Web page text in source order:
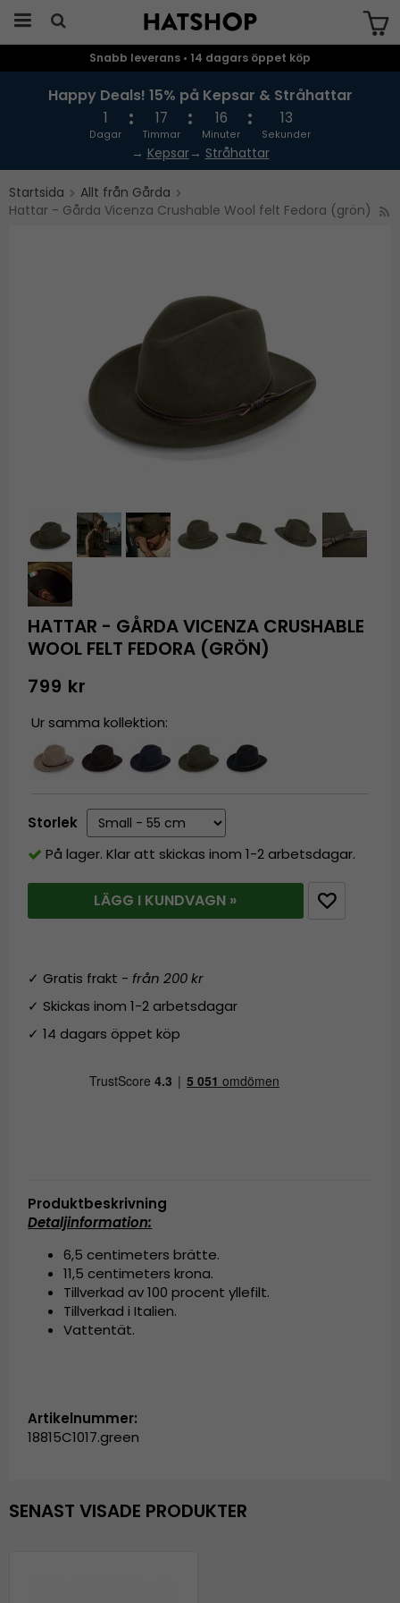
Snabb leverans • 14 dagars öppet köp
Happy Deals! 15% på Kepsar & Stråhattar
1
Dagar
17
Timmar
16
Minuter
13
Sekunder
→ Kepsar→ Stråhattar
Startsida
Allt från Gårda
Hattar - Gårda Vicenza Crushable Wool felt Fedora (grön)
HATTAR - GÅRDA VICENZA CRUSHABLE
WOOL FELT FEDORA (GRÖN)
799 kr
Ur samma kollektion:
Storlek
På lager. Klar att skickas inom 1-2 arbetsdagar.
LÄGG I KUNDVAGN »
✓ Gratis frakt -från 200 kr
✓ Skickas inom 1-2 arbetsdagar
✓ 14 dagars öppet köp
Produktbeskrivning
Detaljinformation:
6,5 centimeters brätte.
11,5 centimeters krona.
Tillverkad av 100 procent yllefilt.
Tillverkad i Italien.
Vattentät.
Artikelnummer:
18815C1017.green
SENAST VISADE PRODUKTER